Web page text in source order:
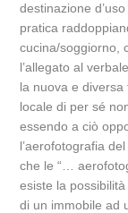
destinazione
pratica
cucina/soggiorno,
l’allegato al
la nuova e
locale di per sé
essendo a ciò
l’aerofotografia
che le “…
esiste la
di un immobile ad